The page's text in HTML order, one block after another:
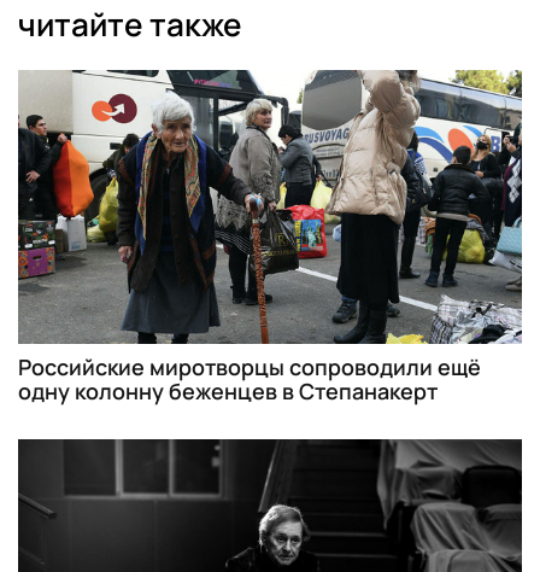
читайте также
Российские миротворцы сопроводили ещё
одну колонну беженцев в Степанакерт